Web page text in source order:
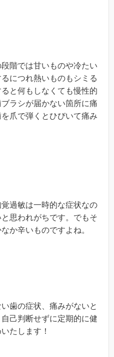
階では甘いものや冷たい
につれ熱いものもシミる
と何もしなくても慢性的
ラシが届かない箇所に痛
爪で弾くとひびいて痛み
過敏は一時的な症状なの
思われがちです。でもそ
か辛いものですよね。
歯の症状、痛みがないと
己判断せずに定期的に健
たします！